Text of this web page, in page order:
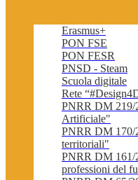
Erasmus+
PON FSE
PON FESR
PNSD - Steam
Scuola digitale
Rete
PNRR DM 219/
Artificiale"
PNRR DM 170/
territoriali"
PNRR DM 161/
professioni del